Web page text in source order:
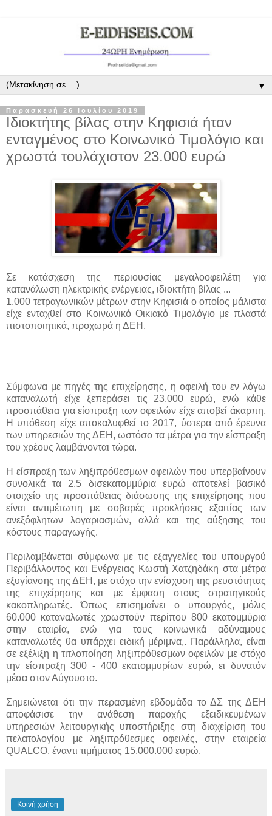
▼
Παρασκευή 26 Ιουλίου 2019
Ιδιοκτήτης βίλας στην Κηφισιά ήταν
ενταγμένος στο Κοινωνικό Τιμολόγιο και
χρωστά τουλάχιστον 23.000 ευρώ
Σε κατάσχεση της περιουσίας μεγαλοοφειλέτη για
κατανάλωση ηλεκτρικής ενέργειας, ιδιοκτήτη βίλας ...
1.000 τετραγωνικών μέτρων στην Κηφισιά ο οποίος μάλιστα
είχε ενταχθεί στο Κοινωνικό Οικιακό Τιμολόγιο με πλαστά
πιστοποιητικά, προχωρά η ΔΕΗ.
Σύμφωνα με πηγές της επιχείρησης, η οφειλή του εν λόγω
καταναλωτή είχε ξεπεράσει τις 23.000 ευρώ, ενώ κάθε
προσπάθεια για είσπραξη των οφειλών είχε αποβεί άκαρπη.
Η υπόθεση είχε αποκαλυφθεί το 2017, ύστερα από έρευνα
των υπηρεσιών της ΔΕΗ, ωστόσο τα μέτρα για την είσπραξη
του χρέους λαμβάνονται τώρα.
Η είσπραξη των ληξιπρόθεσμων οφειλών που υπερβαίνουν
συνολικά τα 2,5 δισεκατομμύρια ευρώ αποτελεί βασικό
στοιχείο της προσπάθειας διάσωσης της επιχείρησης που
είναι αντιμέτωπη με σοβαρές προκλήσεις εξαιτίας των
ανεξόφλητων λογαριασμών, αλλά και της αύξησης του
κόστους παραγωγής.
Περιλαμβάνεται σύμφωνα με τις εξαγγελίες του υπουργού
Περιβάλλοντος και Ενέργειας Κωστή Χατζηδάκη στα μέτρα
εξυγίανσης της ΔΕΗ, με στόχο την ενίσχυση της ρευστότητας
της επιχείρησης και με έμφαση στους στρατηγικούς
κακοπληρωτές. Όπως επισημαίνει ο υπουργός, μόλις
60.000 καταναλωτές χρωστούν περίπου 800 εκατομμύρια
στην εταιρία, ενώ για τους κοινωνικά αδύναμους
καταναλωτές θα υπάρχει ειδική μέριμνα,. Παράλληλα, είναι
σε εξέλιξη η τιτλοποίηση ληξιπρόθεσμων οφειλών με στόχο
την είσπραξη 300 - 400 εκατομμυρίων ευρώ, ει δυνατόν
μέσα στον Αύγουστο.
Σημειώνεται ότι την περασμένη εβδομάδα το ΔΣ της ΔΕΗ
αποφάσισε την ανάθεση παροχής εξειδικευμένων
υπηρεσιών λειτουργικής υποστήριξης στη διαχείριση του
πελατολογίου με ληξιπρόθεσμες οφειλές, στην εταιρεία
QUALCO, έναντι τιμήματος 15.000.000 ευρώ.
Κοινή χρήση